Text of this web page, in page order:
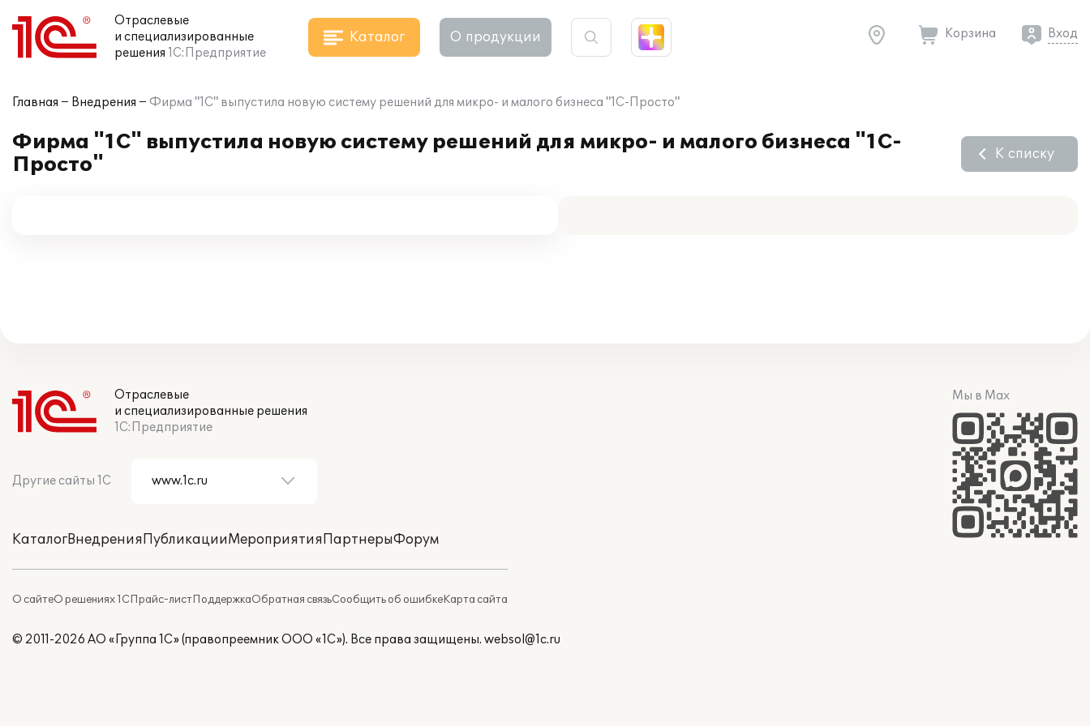
Отраслевые
и специализированные
решения 1С:Предприятие
Каталог О продукции Корзина Вход
Главная Внедрения Фирма "1С" выпустила новую систему решений для микро- и малого бизнеса "1С-Просто"
Фирма "1С" выпустила новую систему решений для микро- и малого бизнеса "1С-
Просто"
К списку
Отраслевые
и специализированные решения
1С:Предприятие
Другие сайты 1С
КаталогВнедренияПубликацииМероприятияПартнерыФорум
О сайтеО решениях 1СПрайс-листПоддержкаОбратная связьСообщить об ошибкеКарта сайта
Мы в Max
© 2011-2026 АО «Группа 1С» (правопреемник ООО «1С»). Все права защищены. websol@1c.ru